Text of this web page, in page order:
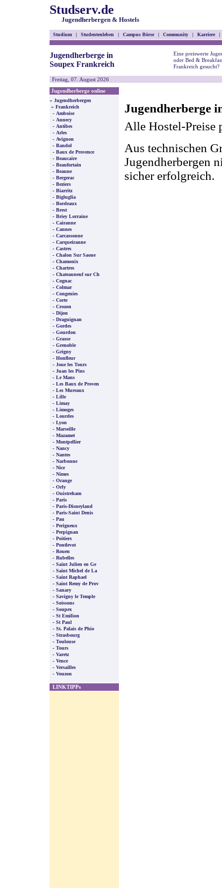
Studserv.de
Jugendherbergen & Hostels
Studium | Studentenleben | Campus Börse | Community | Karriere |
Jugendherberge in
Soupex Frankreich
Eine preiswerte
oder Bed &
Frankreich gesucht?
Freitag, 07. August 2026
Jugendherberge online
» Jugendherbergen
» Frankreich
- Amboise
- Annecy
- Antibes
- Arles
- Avignon
- Bandol
- Baux de Provence
- Beaucaire
- Beaufortain
- Beaune
- Bergerac
- Beziers
- Biarritz
- Bigluglia
- Bordeaux
- Brest
- Briey Lorraine
- Cairanne
- Cannes
- Carcassonne
- Carqueiranne
- Castres
- Chalon Sur Saone
- Chamonix
- Chartres
- Chateauneuf sur Ch
- Cognac
- Colmar
- Congenies
- Corte
- Crozon
- Dijon
- Draguignan
- Gordes
- Gourdon
- Grasse
- Grenoble
- Grigny
- Honfleur
- Joue les Tours
- Juan les Pins
- Le Mans
- Les Baux de Proven
- Les Mureaux
- Lille
- Limay
- Limoges
- Lourdes
- Lyon
- Marseille
- Mazamet
- Montpellier
- Nancy
- Nantes
- Narbonne
- Nice
- Nimes
- Orange
- Orly
- Ouistreham
- Paris
- Paris-Disneyland
- Paris-Saint Denis
- Pau
- Perigueux
- Perpignan
- Poitiers
- Pontlevot
- Rouen
- Rubelles
- Saint Julien en Ge
- Saint Michel de La
- Saint Raphael
- Saint Remy de Prov
- Sanary
- Savigny le Temple
- Soissons
- Soupex
- St Emilion
- St Paul
- St. Palais de Phio
- Strasbourg
- Toulouse
- Tours
- Varetz
- Vence
- Versailles
- Vouzon
LINKTIPPs
Jugendherberge
Alle Hostel-Preise
Aus technischen
Jugendherbergen
sicher erfolgreich.